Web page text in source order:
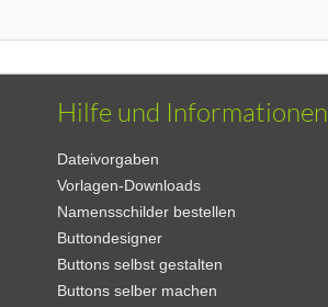
Hilfe und Informationen
Dateivorgaben
Vorlagen-Downloads
Namensschilder bestellen
Buttondesigner
Buttons selbst gestalten
Buttons selber machen